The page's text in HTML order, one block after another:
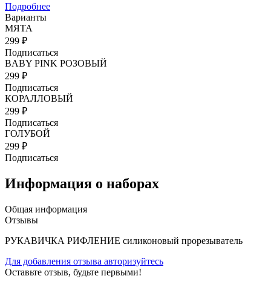
Подробнее
Варианты
МЯТА
299 ₽
Подписаться
BABY PINK РОЗОВЫЙ
299 ₽
Подписаться
КОРАЛЛОВЫЙ
299 ₽
Подписаться
ГОЛУБОЙ
299 ₽
Подписаться
Информация о наборах
Общая информация
Отзывы
РУКАВИЧКА РИФЛЕНИЕ силиконовый прорезыватель
Для добавления отзыва авторизуйтесь
Оставьте отзыв, будьте первыми!